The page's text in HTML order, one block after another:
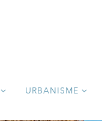
URBANISME